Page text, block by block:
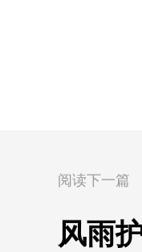
阅读下一篇
风雨